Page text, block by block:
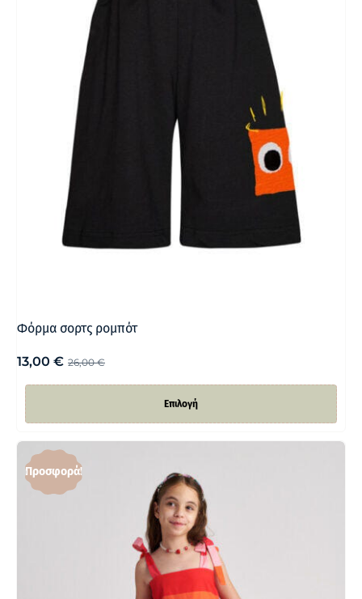
Φόρμα σορτς ρομπότ
26,00€
13,00 €
Επιλογή
Προσφορά!